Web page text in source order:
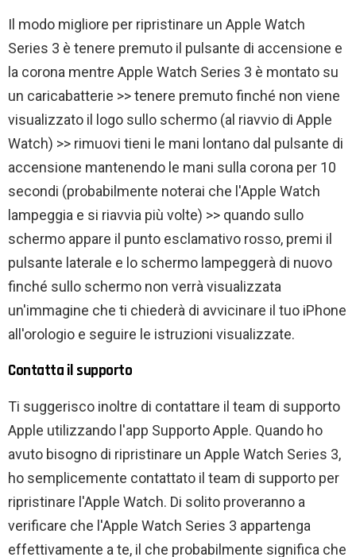
Il modo migliore per ripristinare un Apple Watch
Series 3 è tenere premuto il pulsante di accensione e
la corona mentre Apple Watch Series 3 è montato su
un caricabatterie >> tenere premuto finché non viene
visualizzato il logo sullo schermo (al riavvio di Apple
Watch) >> rimuovi tieni le mani lontano dal pulsante di
accensione mantenendo le mani sulla corona per 10
secondi (probabilmente noterai che l'Apple Watch
lampeggia e si riavvia più volte) >> quando sullo
schermo appare il punto esclamativo rosso, premi il
pulsante laterale e lo schermo lampeggerà di nuovo
finché sullo schermo non verrà visualizzata
un'immagine che ti chiederà di avvicinare il tuo iPhone
all'orologio e seguire le istruzioni visualizzate.
Contatta il supporto
Ti suggerisco inoltre di contattare il team di supporto
Apple utilizzando l'app Supporto Apple. Quando ho
avuto bisogno di ripristinare un Apple Watch Series 3,
ho semplicemente contattato il team di supporto per
ripristinare l'Apple Watch. Di solito proveranno a
verificare che l'Apple Watch Series 3 appartenga
effettivamente a te, il che probabilmente significa che